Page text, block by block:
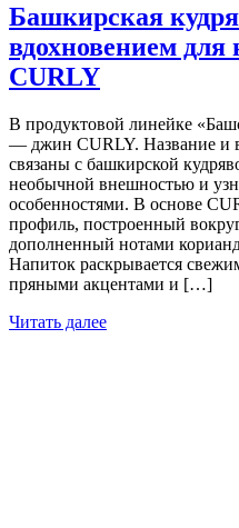
Башкирская
вдохновением для
CURLY
В продуктовой линейке
— джин CURLY. Название и
связаны с башкирской
необычной внешностью и
особенностями. В основе
профиль, построенный
дополненный нотами
Напиток раскрывается
пряными акцентами и […]
Читать далее